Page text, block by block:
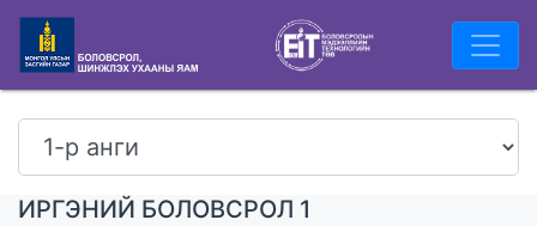
ИРГЭНИЙ БОЛОВСРОЛ 1